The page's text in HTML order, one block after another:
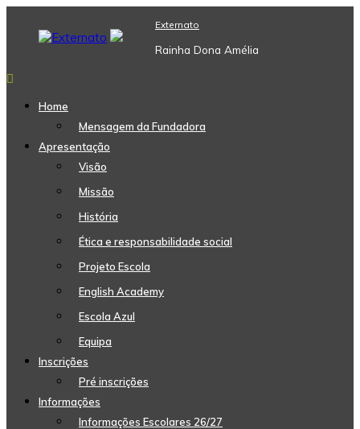
content
Externato
Rainha Dona Amélia
Home
Mensagem da Fundadora
Apresentação
Visão
Missão
História
Ética e responsabilidade social
Projeto Escola
English Academy
Escola Azul
Equipa
Inscrições
Pré inscrições
Informações
Informações Escolares 26/27